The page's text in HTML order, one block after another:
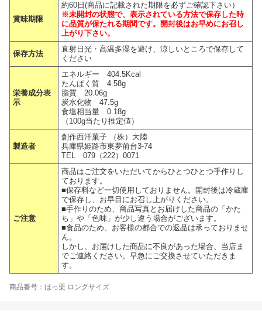
賞味期限
約60日(商品に記載された期限を必ずご確認下さい）
※未開封の状態で、表示されている方法で保存した時
に品質が保たれる期間です。開封後はお早めにお召し
上がり下さい。
保存方法
直射日光・高温多湿を避け、涼しいところで保存して
ください
栄養成分表
示
エネルギー 404.5Kcal
たんぱく質 4.58g
脂質 20.06g
炭水化物 47.5g
食塩相当量 0.18g
（100g当たり推定値）
製造者
創作西洋菓子 （株）大陸
兵庫県姫路市東夢前台3-74
TEL 079（222）0071
ご注意
商品はご注文をいただいてからひとつひとつ手作りし
ております。
■保存料など一切使用しておりません。開封後は冷蔵庫
で保存し、お早目にお召し上がりください。
■手作りのため、商品写真とお届けした商品の「かた
ち」や「色味」が少し違う場合がございます。
■食品のため、お客様の都合での返品は承っておりませ
ん。
しかし、お届けした商品に不良があった場合、当店ま
でご連絡ください。早急にご交換させていただきま
す。
商品番号：ほっ栗 ロングサイズ